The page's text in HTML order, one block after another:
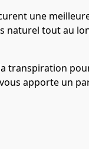
une
naturel tout au
transpiration
apporte un